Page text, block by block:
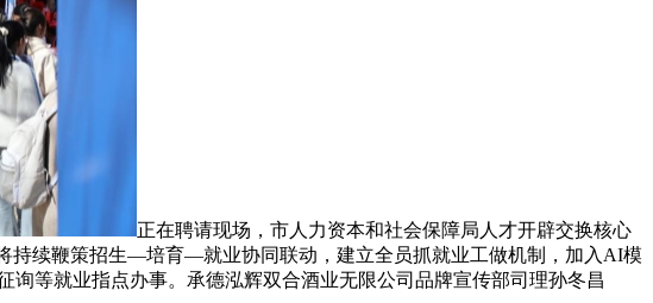
正在聘请现场，市人力资本和社会保障局人才开辟交换核心
持续鞭策招生—培育—就业协同联动，建立全员抓就业工做机制，加入AI模
等就业指点办事。承德泓辉双合酒业无限公司品牌宣传部司理孙冬昌